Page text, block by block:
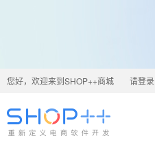
您好，欢迎来到SHOP++商城 请登录